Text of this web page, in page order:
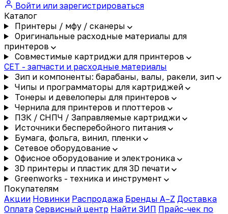
Войти или зарегистрироваться
Каталог
Принтеры / мфу / сканеры
Оригинальные расходные материалы для
принтеров
Совместимые картриджи для принтеров
CET - запчасти и расходные материалы
Зип и компоненты: барабаны, валы, ракели, зип
Чипы и программаторы для картриджей
Тонеры и девелоперы для принтеров
Чернила для принтеров и плоттеров
ПЗК / СНПЧ / Заправляемые картриджи
Источники бесперебойного питания
Бумага, фольга, винил, пленки
Сетевое оборудование
Офисное оборудование и электроника
3D принтеры и пластик для 3D печати
Greenworks - техника и инструмент
Покупателям
Акции Новинки Распродажа Бренды A–Z Доставка
Оплата Сервисный центр Найти ЗИП Прайс-чек по